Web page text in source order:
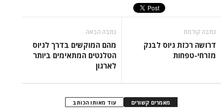
כתבה קודמת
דרושה רכזת גיוס לבנק
מזרחי-טפחות
כתבה הבאה
מהם המוקשים בדרך לגיוס
הטלנטים המתאימים ביותר
לארגון
מאמרים קשורים עוד מאותו הכותב